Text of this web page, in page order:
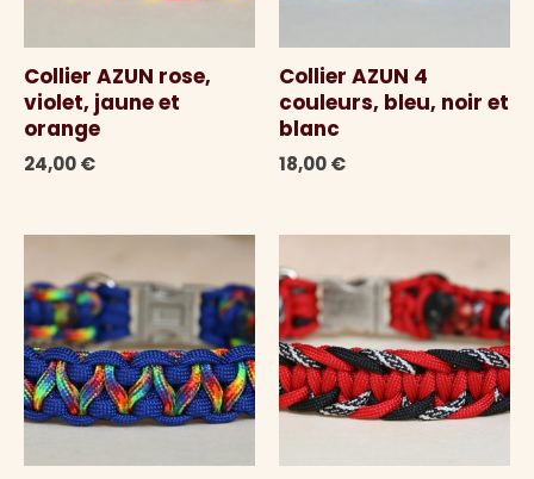
Collier AZUN rose,
violet, jaune et
orange
24,00€
Collier AZUN 4
couleurs, bleu, noir et
blanc
18,00€